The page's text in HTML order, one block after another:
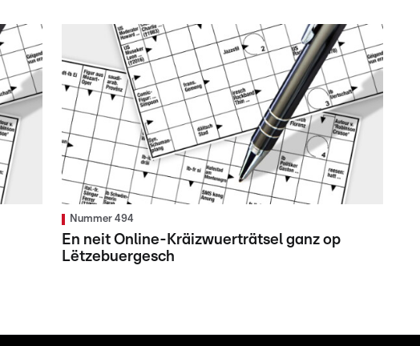
Nummer 494
En neit Online-Kräizwuerträtsel ganz op
Lëtzebuergesch